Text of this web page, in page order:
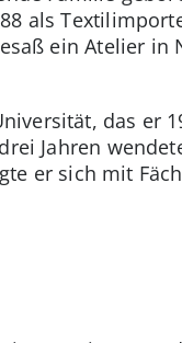
als
ein Atelier in
das er
Jahren
er sich mit